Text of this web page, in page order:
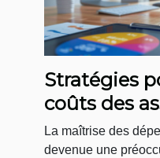
Stratégies
coûts des
grâce aux
ligne
La maîtrise des
devenue une